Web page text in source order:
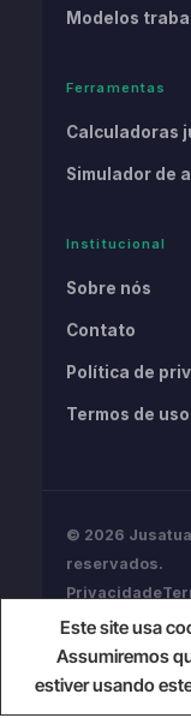
Modelos
Ferramentas
Calculadoras
Simulador de
Institucional
Sobre nós
Contato
Política de
Termos de uso
© 2026
reservados.
Privacidade
Conteúdo
jurídica
Este site usa
Assumiremos
estiver usando